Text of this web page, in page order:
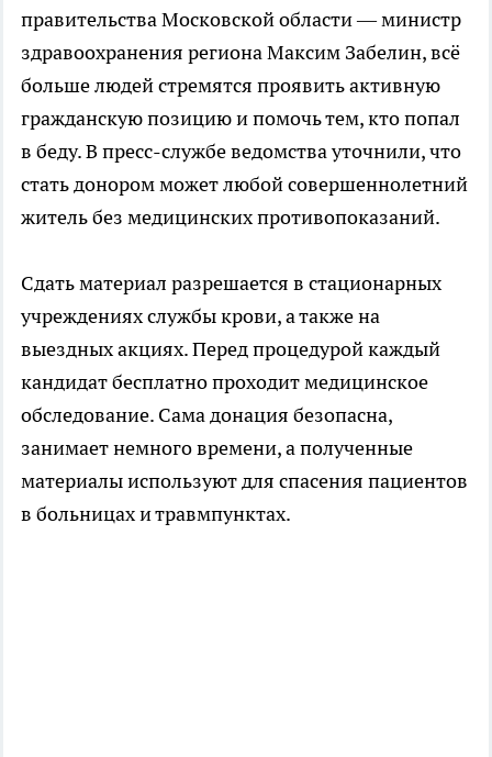
правительства Московской области — министр
здравоохранения региона Максим Забелин, всё
больше людей стремятся проявить активную
гражданскую позицию и помочь тем, кто попал
в беду. В пресс-службе ведомства уточнили, что
стать донором может любой совершеннолетний
житель без медицинских противопоказаний.
Сдать материал разрешается в стационарных
учреждениях службы крови, а также на
выездных акциях. Перед процедурой каждый
кандидат бесплатно проходит медицинское
обследование. Сама донация безопасна,
занимает немного времени, а полученные
материалы используют для спасения пациентов
в больницах и травмпунктах.